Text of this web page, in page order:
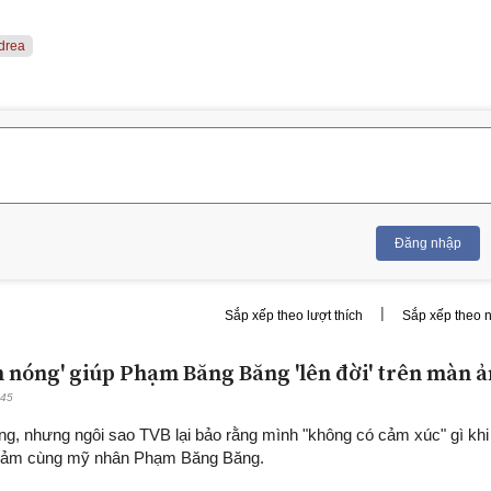
Đăng nhập
Sắp xếp theo lượt thích | Sắp xếp theo
nóng' giúp Phạm Băng Băng 'lên đời' trên màn
nhưng ngôi sao TVB lại bảo rằng mình "không có cảm xúc" gì khi
cùng mỹ nhân Phạm Băng Băng.